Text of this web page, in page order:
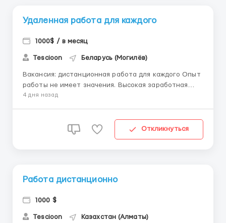
Удаленная работа для каждого
1000$ / в месяц
Tescioon Беларусь (Могилёв)
Вакансия: дистанционная работа для каждого Опыт
работы не имеет значения. Высокая заработная
плата + бонусы. Дополнительный бонус за
работать из любой точки мира. Пишите в
4 дня назад
Откликнуться
Работа дистанционно
1000 $
Tescioon Казахстан (Алматы)